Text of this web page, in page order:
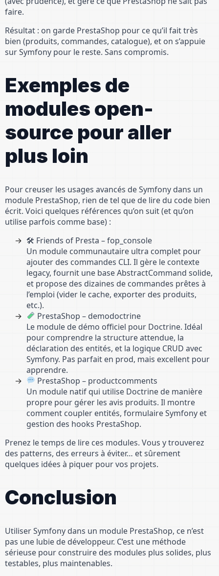
faire.
Résultat : on garde PrestaShop pour ce qu’il fait très
bien (produits, commandes, catalogue), et on s’appuie
sur Symfony pour le reste. Sans compromis.
Exemples de
modules open-
source pour aller
plus loin
Pour creuser les usages avancés de Symfony dans un
module PrestaShop, rien de tel que de lire du code bien
écrit. Voici quelques références qu’on suit (et qu’on
utilise parfois comme base) :
🛠 Friends of Presta – fop_console
Un module communautaire ultra complet pour
ajouter des commandes CLI. Il gère le contexte
legacy, fournit une base AbstractCommand solide,
et propose des dizaines de commandes prêtes à
l’emploi (vider le cache, exporter des produits,
etc.).
PrestaShop – demodoctrine
Le module de démo officiel pour Doctrine. Idéal
pour comprendre la structure attendue, la
déclaration des entités, et la logique CRUD avec
Symfony. Pas parfait en prod, mais excellent pour
apprendre.
PrestaShop – productcomments
Un module natif qui utilise Doctrine de manière
propre pour gérer les avis produits. Il montre
comment coupler entités, formulaire Symfony et
gestion des hooks PrestaShop.
Prenez le temps de lire ces modules. Vous y trouverez
des patterns, des erreurs à éviter… et sûrement
quelques idées à piquer pour vos projets.
Conclusion
Utiliser Symfony dans un module PrestaShop, ce n’est
pas une lubie de développeur. C’est une méthode
sérieuse pour construire des modules plus solides, plus
testables, plus maintenables.